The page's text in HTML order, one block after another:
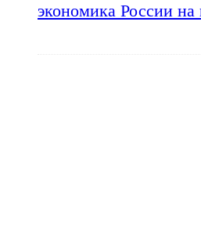
экономика России на